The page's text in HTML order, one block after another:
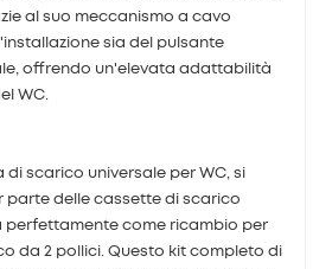
al suo meccanismo a cavo
sia del pulsante
offrendo un'elevata adattabilità
WC.
di scarico universale per WC, si
delle cassette di scarico
perfettamente come ricambio per
da 2 pollici. Questo kit completo di